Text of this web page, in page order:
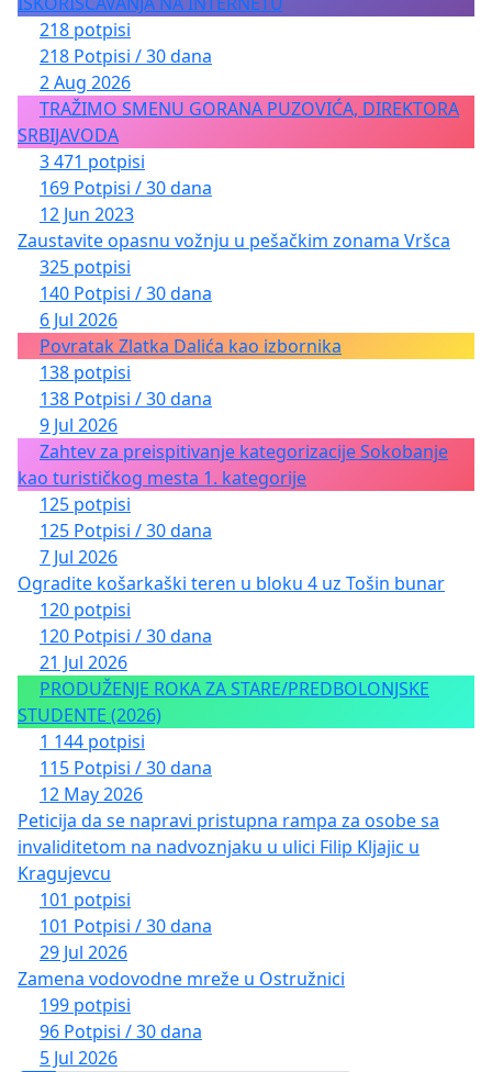
218 potpisi
218 Potpisi / 30 dana
2 Aug 2026
TRAŽIMO SMENU GORANA PUZOVIĆA, DIREKTORA
SRBIJAVODA
3 471 potpisi
169 Potpisi / 30 dana
12 Jun 2023
Zaustavite opasnu vožnju u pešačkim zonama Vršca
325 potpisi
140 Potpisi / 30 dana
6 Jul 2026
Povratak Zlatka Dalića kao izbornika
138 potpisi
138 Potpisi / 30 dana
9 Jul 2026
Zahtev za preispitivanje kategorizacije Sokobanje
kao turističkog mesta 1. kategorije
125 potpisi
125 Potpisi / 30 dana
7 Jul 2026
Ogradite košarkaški teren u bloku 4 uz Tošin bunar
120 potpisi
120 Potpisi / 30 dana
21 Jul 2026
PRODUŽENJE ROKA ZA STARE/PREDBOLONJSKE
STUDENTE (2026)
1 144 potpisi
115 Potpisi / 30 dana
12 May 2026
Peticija da se napravi pristupna rampa za osobe sa
invaliditetom na nadvoznjaku u ulici Filip Kljajic u
Kragujevcu
101 potpisi
101 Potpisi / 30 dana
29 Jul 2026
Zamena vodovodne mreže u Ostružnici
199 potpisi
96 Potpisi / 30 dana
5 Jul 2026